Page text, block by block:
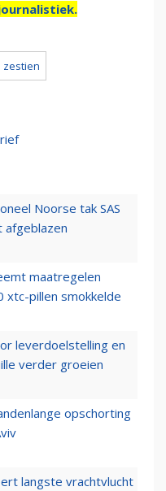
zestien
Noorse tak SAS
afgeblazen
maatregelen
xtc-pillen smokkelde
leverdoelstelling en
verder groeien
opschorting
langste vrachtvlucht